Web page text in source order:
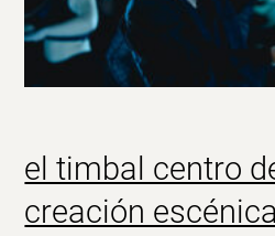
el timbal centro
creación